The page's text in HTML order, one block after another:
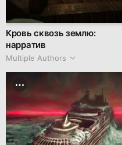
Кровь сквозь землю:
нарратив
Multiple Authors